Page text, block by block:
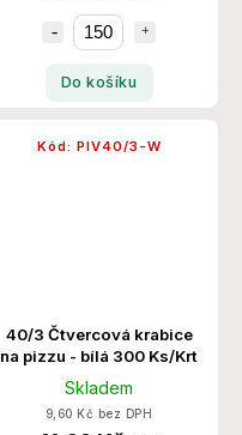
Do košíku
40/3 Čtvercová krabice
na pizzu - bílá 300 Ks/Krt
Skladem
9,60 Kč bez DPH
Kód: PIV40/3-W